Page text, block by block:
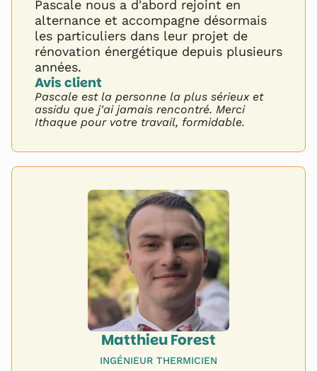
Pascale nous a d'abord rejoint en
alternance et accompagne désormais
les particuliers dans leur projet de
rénovation énergétique depuis plusieurs
années.
Avis client
Pascale est la personne la plus sérieux et
assidu que j'ai jamais rencontré. Merci
Ithaque pour votre travail, formidable.
Matthieu Forest
INGÉNIEUR THERMICIEN